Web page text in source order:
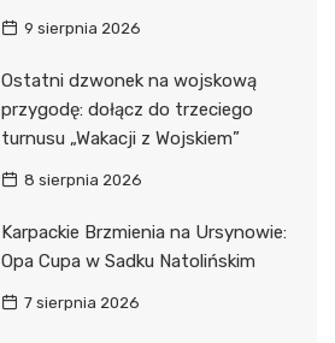
9 sierpnia 2026
Ostatni dzwonek na wojskową
przygodę: dołącz do trzeciego
turnusu „Wakacji z Wojskiem”
8 sierpnia 2026
Karpackie Brzmienia na Ursynowie:
Opa Cupa w Sadku Natolińskim
7 sierpnia 2026